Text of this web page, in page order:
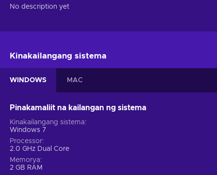
No description yet
Kinakailangang sistema
WINDOWS MAC
Pinakamaliit na kailangan ng sistema
Kinakailangang sistema
Windows 7
Processor
2.0 GHz Dual Core
Memorya
2 GB RAM